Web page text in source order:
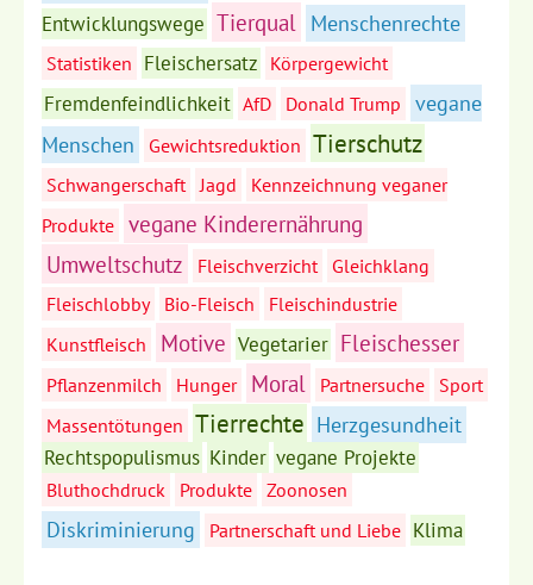
Entwicklungswege Tierqual Menschenrechte
Statistiken Fleischersatz Körpergewicht
Fremdenfeindlichkeit AfD Donald Trump
vegane
Menschen
Gewichtsreduktion Tierschutz
Schwangerschaft Jagd
Kennzeichnung veganer
Produkte vegane Kinderernährung
Umweltschutz
Fleischverzicht
Gleichklang
Fleischlobby
Bio-Fleisch
Fleischindustrie
Kunstfleisch
Motive Vegetarier Fleischesser
Pflanzenmilch Hunger Moral Partnersuche
Sport
Massentötungen Tierrechte Herzgesundheit
Rechtspopulismus Kinder vegane Projekte
Bluthochdruck Produkte Zoonosen
Diskriminierung Partnerschaft und Liebe Klima